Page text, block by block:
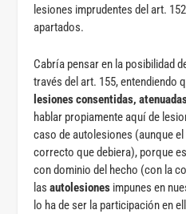
lesiones imprudentes del art.
apartados.
Cabría pensar en la posibilidad
través del art. 155, entendiendo
lesiones consentidas,
hablar propiamente aquí de
caso de autolesiones (aunque
correcto que debiera), porque
con dominio del hecho (con la
lasautolesiones impunes en
lo ha de ser la participación en